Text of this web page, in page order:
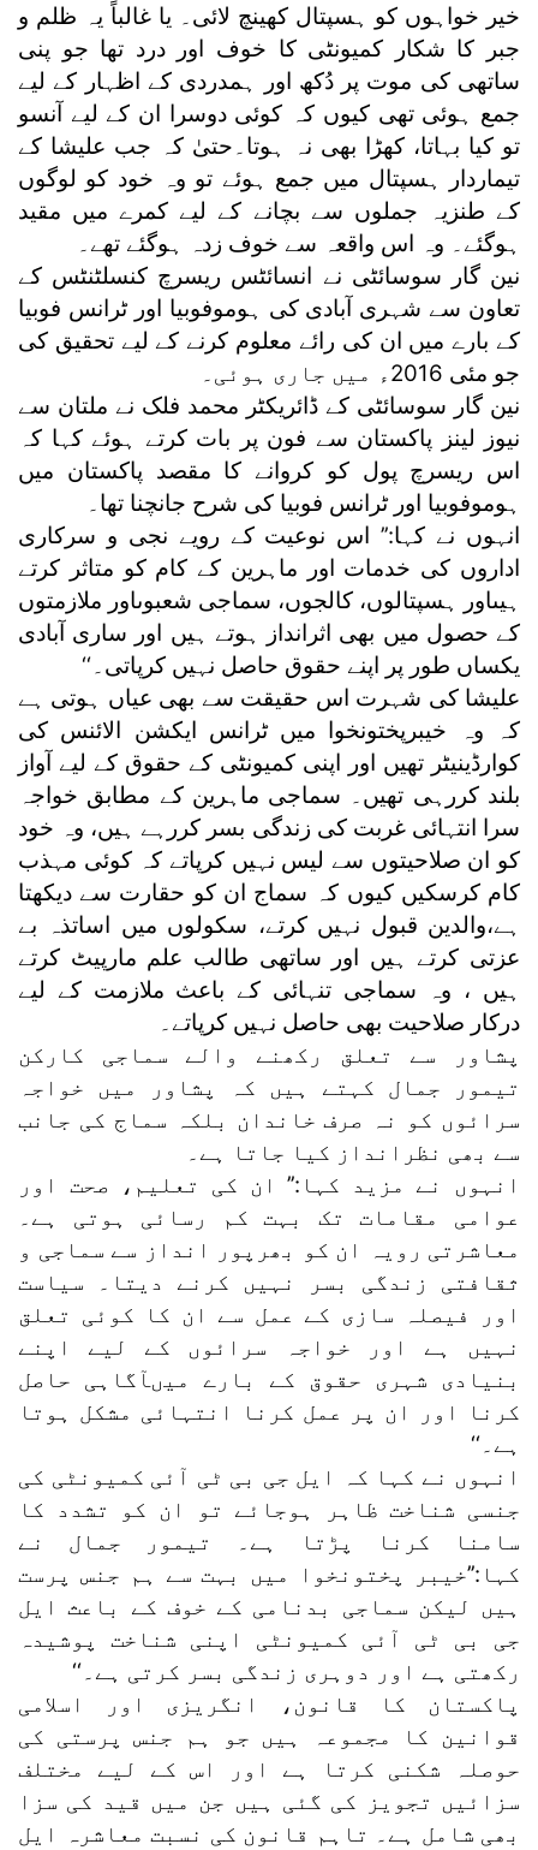
خیر خواہوں کو ہسپتال کھینچ لائی۔ یا غالباً یہ ظلم و
جبر کا شکار کمیونٹی کا خوف اور درد تھا جو پنی
ساتھی کی موت پر دُکھ اور ہمدردی کے اظہار کے لیے
جمع ہوئی تھی کیوں کہ کوئی دوسرا ان کے لیے آنسو
تو کیا بہاتا، کھڑا بھی نہ ہوتا۔حتیٰ کہ جب علیشا کے
تیماردار ہسپتال میں جمع ہوئے تو وہ خود کو لوگوں
کے طنزیہ جملوں سے بچانے کے لیے کمرے میں مقید
ہوگئے۔ وہ اس واقعہ سے خوف زدہ ہوگئے تھے۔
نین گار سوسائٹی نے انسائٹس ریسرچ کنسلٹنٹس کے
تعاون سے شہری آبادی کی ہوموفوبیا اور ٹرانس فوبیا
کے بارے میں ان کی رائے معلوم کرنے کے لیے تحقیق کی
جو مئی 2016ء میں جاری ہوئی۔
نین گار سوسائٹی کے ڈائریکٹر محمد فلک نے ملتان سے
نیوز لینز پاکستان سے فون پر بات کرتے ہوئے کہا کہ
اس ریسرچ پول کو کروانے کا مقصد پاکستان میں
ہوموفوبیا اور ٹرانس فوبیا کی شرح جانچنا تھا۔
انہوں نے کہا:’’ اس نوعیت کے رویے نجی و سرکاری
اداروں کی خدمات اور ماہرین کے کام کو متاثر کرتے
ہیںاور ہسپتالوں، کالجوں، سماجی شعبوںاور ملازمتوں
کے حصول میں بھی اثرانداز ہوتے ہیں اور ساری آبادی
یکساں طور پر اپنے حقوق حاصل نہیں کرپاتی۔‘‘
علیشا کی شہرت اس حقیقت سے بھی عیاں ہوتی ہے
کہ وہ خیبرپختونخوا میں ٹرانس ایکشن الائنس کی
کوارڈینیٹر تھیں اور اپنی کمیونٹی کے حقوق کے لیے آواز
بلند کررہی تھیں۔ سماجی ماہرین کے مطابق خواجہ
سرا انتہائی غربت کی زندگی بسر کررہے ہیں، وہ خود
کو ان صلاحیتوں سے لیس نہیں کرپاتے کہ کوئی مہذب
کام کرسکیں کیوں کہ سماج ان کو حقارت سے دیکھتا
ہے،والدین قبول نہیں کرتے، سکولوں میں اساتذہ بے
عزتی کرتے ہیں اور ساتھی طالب علم مارپیٹ کرتے
ہیں ، وہ سماجی تنہائی کے باعث ملازمت کے لیے
درکار صلاحیت بھی حاصل نہیں کرپاتے۔
پشاور سے تعلق رکھنے والے سماجی کارکن
تیمور جمال کہتے ہیں کہ پشاور میں خواجہ
سرائوں کو نہ صرف خاندان بلکہ سماج کی جانب
سے بھی نظرانداز کیا جاتا ہے۔
انہوں نے مزید کہا:’’ ان کی تعلیم، صحت اور
عوامی مقامات تک بہت کم رسائی ہوتی ہے۔
معاشرتی رویہ ان کو بھرپور انداز سے سماجی و
ثقافتی زندگی بسر نہیں کرنے دیتا۔ سیاست
اور فیصلہ سازی کے عمل سے ان کا کوئی تعلق
نہیں ہے اور خواجہ سرائوں کے لیے اپنے
بنیادی شہری حقوق کے بارے میںآگاہی حاصل
کرنا اور ان پر عمل کرنا انتہائی مشکل ہوتا
ہے۔‘‘
انہوں نے کہا کہ ایل جی بی ٹی آئی کمیونٹی کی
جنسی شناخت ظاہر ہوجائے تو ان کو تشدد کا
سامنا کرنا پڑتا ہے۔ تیمور جمال نے
کہا:’’خیبر پختونخوا میں بہت سے ہم جنس پرست
ہیں لیکن سماجی بدنامی کے خوف کے باعث ایل
جی بی ٹی آئی کمیونٹی اپنی شناخت پوشیدہ
رکھتی ہے اور دوہری زندگی بسر کرتی ہے۔‘‘
پاکستان کا قانون، انگریزی اور اسلامی
قوانین کا مجموعہ ہیں جو ہم جنس پرستی کی
حوصلہ شکنی کرتا ہے اور اس کے لیے مختلف
سزائیں تجویز کی گئی ہیں جن میں قید کی سزا
بھی شامل ہے۔ تاہم قانون کی نسبت معاشرہ ایل